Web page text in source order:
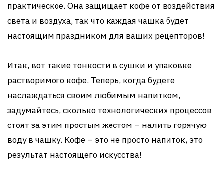
практическое. Она защищает кофе от воздействия
света и воздуха, так что каждая чашка будет
настоящим праздником для ваших рецепторов!
Итак, вот такие тонкости в сушки и упаковке
растворимого кофе. Теперь, когда будете
наслаждаться своим любимым напитком,
задумайтесь, сколько технологических процессов
стоят за этим простым жестом – налить горячую
воду в чашку. Кофе – это не просто напиток, это
результат настоящего искусства!